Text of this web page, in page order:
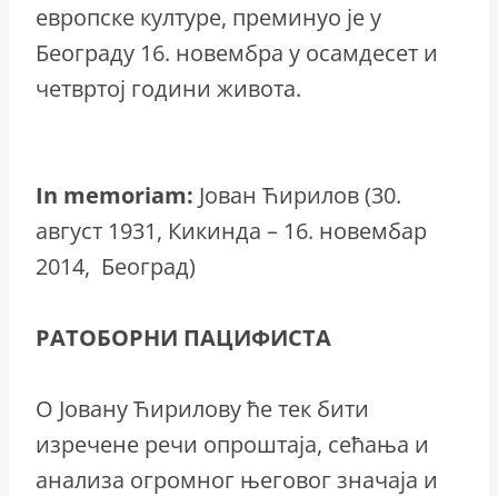
европске културе, преминуо је у
Београду 16. новембра у осамдесет и
четвртој години живота.
In memoriam: Јован Ћирилов (30.
август 1931, Кикинда – 16. новембар
2014, Београд)
РАТОБОРНИ ПАЦИФИСТА
О Јовану Ћирилову ће тек бити
изречене речи опроштаја, сећања и
анализа огромног његовог значаја и